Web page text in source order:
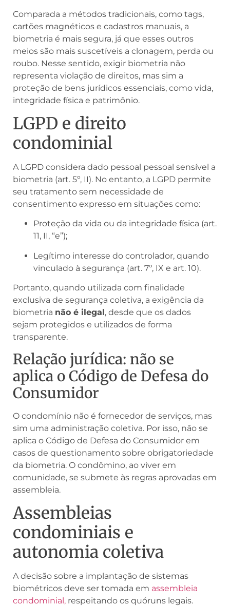
Comparada a métodos tradicionais, como tags,
cartões magnéticos e cadastros manuais, a
biometria é mais segura, já que esses outros
meios são mais suscetíveis a clonagem, perda ou
roubo. Nesse sentido, exigir biometria não
representa violação de direitos, mas sim a
proteção de bens jurídicos essenciais, como vida,
integridade física e patrimônio.
LGPD e direito
condominial
A LGPD considera dado pessoal pessoal sensível a
biometria (art. 5º, II). No entanto, a LGPD permite
seu tratamento sem necessidade de
consentimento expresso em situações como:
Proteção da vida ou da integridade física (art.
11, II, “e”);
Legítimo interesse do controlador, quando
vinculado à segurança (art. 7º, IX e art. 10).
Portanto, quando utilizada com finalidade
exclusiva de segurança coletiva, a exigência da
biometria não é ilegal , desde que os dados
sejam protegidos e utilizados de forma
transparente.
Relação jurídica: não se
aplica o Código de Defesa do
Consumidor
O condomínio não é fornecedor de serviços, mas
sim uma administração coletiva. Por isso, não se
aplica o Código de Defesa do Consumidor em
casos de questionamento sobre obrigatoriedade
da biometria. O condômino, ao viver em
comunidade, se submete às regras aprovadas em
assembleia.
Assembleias
condominiais e
autonomia coletiva
A decisão sobre a implantação de sistemas
biométricos deve ser tomada em assembleia
condominial, respeitando os quóruns legais.